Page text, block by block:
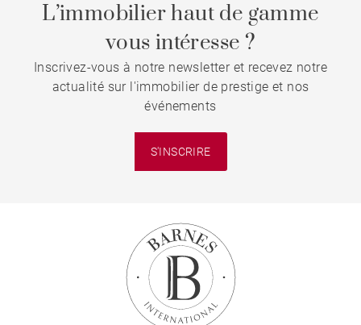
L’immobilier haut de gamme
vous intéresse ?
Inscrivez-vous à notre newsletter et recevez notre
actualité sur l'immobilier de prestige et nos
événements
S'INSCRIRE